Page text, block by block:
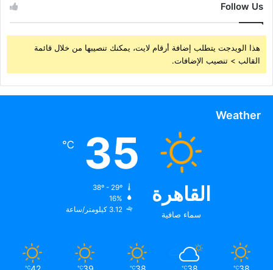
Follow Us
هذا الويدجت يتطلب إضافة أرقام لايت، يمكنك تنصيبها من خلال قائمة
القالب > تنصيب الإضافات.
Weather
القاهرة
سماء صافية
35
℃
16%
3.12 كيلومتر/ساعة
℃
℃
℃
℃
℃